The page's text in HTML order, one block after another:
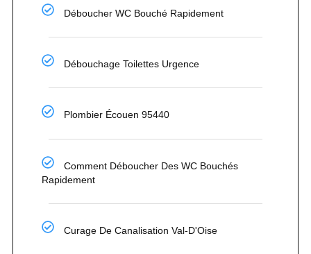
Déboucher WC Bouché Rapidement
Débouchage Toilettes Urgence
Plombier Écouen 95440
Comment Déboucher Des WC Bouchés
Rapidement
Curage De Canalisation Val-D'Oise